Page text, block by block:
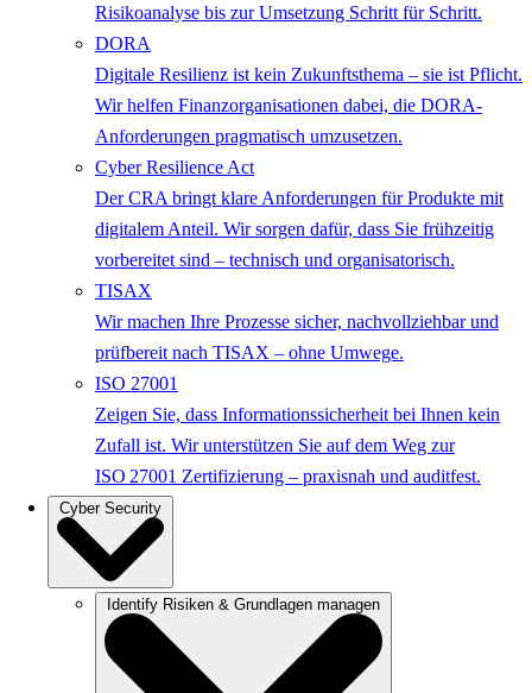
Risikoanalyse bis zur Umsetzung Schritt für Schritt.
DORA
Digitale Resilienz ist kein Zukunftsthema – sie ist Pflicht.
Wir helfen Finanzorganisationen dabei, die DORA-
Anforderungen pragmatisch umzusetzen.
Cyber Resilience Act
Der CRA bringt klare Anforderungen für Produkte mit
digitalem Anteil. Wir sorgen dafür, dass Sie frühzeitig
vorbereitet sind – technisch und organisatorisch.
TISAX
Wir machen Ihre Prozesse sicher, nachvollziehbar und
prüfbereit nach TISAX – ohne Umwege.
ISO 27001
Zeigen Sie, dass Informationssicherheit bei Ihnen kein
Zufall ist. Wir unterstützen Sie auf dem Weg zur
ISO 27001 Zertifizierung – praxisnah und auditfest.
Cyber Security
Identify Risiken & Grundlagen managen